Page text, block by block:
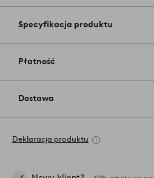
Specyfikacja produktu
Płatność
Dostawa
Deklaracja produktu